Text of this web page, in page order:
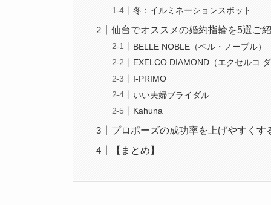
冬：イルミネーションスポット
仙台でオススメの婚約指輪を5選ご
BELLE NOBLE（ベル・ノーブル）
EXELCO DIAMOND（エクセルコ
I-PRIMO
いい夫婦ブライダル
Kahuna
プロポーズの成功率を上げやすくす
【まとめ】